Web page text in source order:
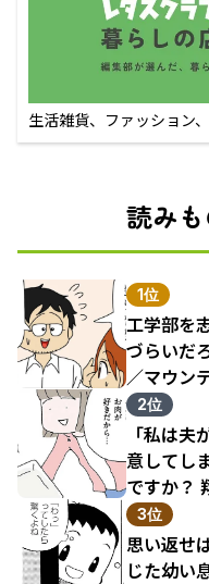
生活雑貨、ファッション
えるECサイト
読み
1位
工学部を
づらいだ
／マウン
結果（1）
2位
「私は
意してし
ですか？
3位
思い返せ
じた幼い